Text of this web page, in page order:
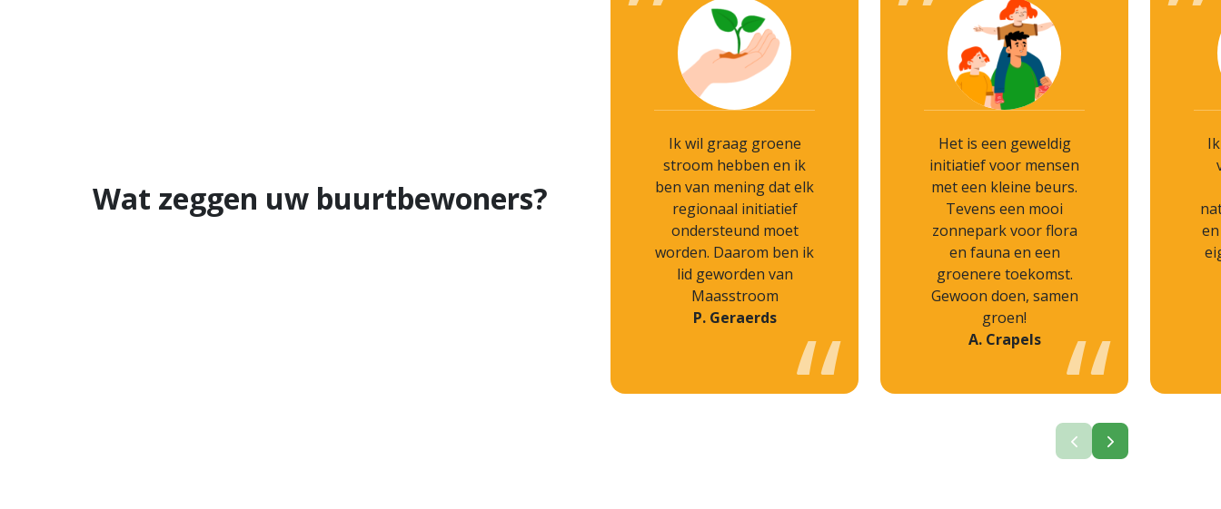
Wat zeggen uw buurtbewoners?
Ik wil graag groene
stroom hebben en ik
ben van mening dat elk
regionaal initiatief
ondersteund moet
worden. Daarom ben ik
lid geworden van
Maasstroom
P. Geraerds
Het is een geweldig
initiatief voor mensen
met een kleine beurs.
Tevens een mooi
zonnepark voor flora
en fauna en een
groenere toekomst.
Gewoon doen, samen
groen!
A. Crapels